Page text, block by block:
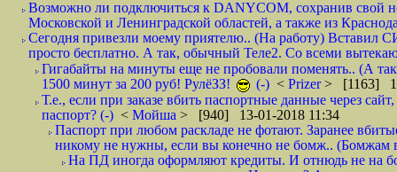
Возможно ли подключиться к DANYCOM, сохранив свой
Московской и Ленинградской областей, а также из
Сегодня привезли моему приятелю.. (На работу) Вставил
просто бесплатно. А так, обычный Теле2. Со всеми
Гигабайты на минуты еще не пробовали поменять.. (А
1500 минут за 200 руб! РулёЗЗ!
(-) < Prizer> [1163]
Т.е., если при заказе вбить паспортные данные через
паспорт? (-) < Мойша > [940] 13-01-2018 11:34
Паспорт при любом раскладе не фотают. Заранее
никому не нужны, если вы конечно не бомж.. (Бомжам
На ПД иногда оформляют кредиты. И отнюдь не на